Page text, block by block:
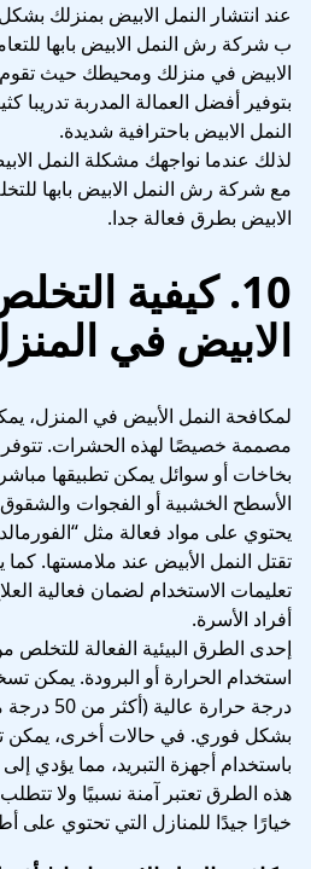
عند انتشار النمل الابيض بمنزلك
ب شركة رش النمل الابيض بابها
الابيض في منزلك ومحيطك حيث
بتوفير أفضل العمالة المدربة تدريبا
النمل الابيض باحترافية شديدة.
لذلك عندما نواجهك مشكلة النمل
مع شركة رش النمل الابيض بابها
الابيض بطرق فعالة جدا.
10. كيفية
الابيض في
لمكافحة النمل الأبيض في المنزل،
مصممة خصيصًا لهذه الحشرات.
بخاخات أو سوائل يمكن تطبيقها
الأسطح الخشبية أو الفجوات
يحتوي على مواد فعالة مثل
تقتل النمل الأبيض عند ملامستها.
تعليمات الاستخدام لضمان فعالية
أفراد الأسرة.
إحدى الطرق البيئية الفعالة للتخلص
استخدام الحرارة أو البرودة. يمكن
درجة حرارة
بشكل فوري. في حالات أخرى، يمكن
باستخدام أجهزة التبريد، مما يؤدي
هذه الطرق تعتبر آمنة نسبيًا ولا
خيارًا جيدًا للمنازل التي تحتوي على